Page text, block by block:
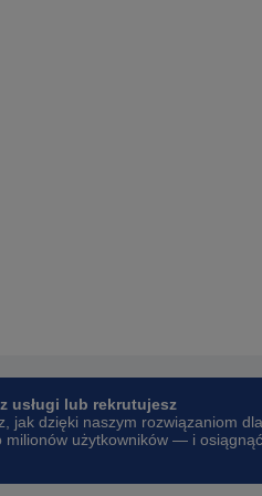
usługi lub rekrutujesz
jak dzięki naszym rozwiązaniom dla
milionów użytkowników — i osiągnąć